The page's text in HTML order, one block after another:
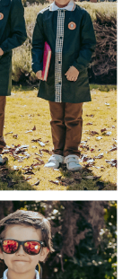
Uniforme
florida.
en la
en